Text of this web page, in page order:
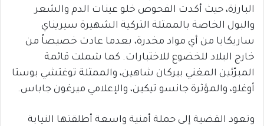
البارزة، حيث أكدت الفحوص خلو عينات الدم والشعر
والبول الخاصة بالممثلة التركية الشهيرة سيريناي
ساريكايا من أي مواد مخدرة، بعدما عادت خصيصاً من
خارج البلاد للخضوع للاختبارات. كما شملت قائمة
المبرّئين المغني بيركان شاهين، والممثلة توغتشي بوستا
أوغلو، والمؤثرة جانسو تيكين، والإعلامي ميرغون جاباس.
وتعود القضية إلى حملة أمنية واسعة أطلقتها النيابة